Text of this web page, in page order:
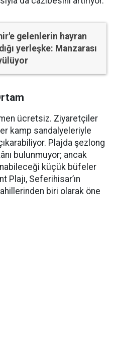
gelenlerin hayran
yerleşke: Manzarası
ücretsiz. Ziyaretçiler
kamp sandalyeleriyle
Plajda şezlong
bulunmuyor; ancak
küçük büfeler
Plajı, Seferihisar’ın
biri olarak öne